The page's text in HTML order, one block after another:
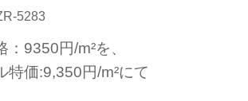
5283
：9350円/m²を、
特価:9,350円/m²にて